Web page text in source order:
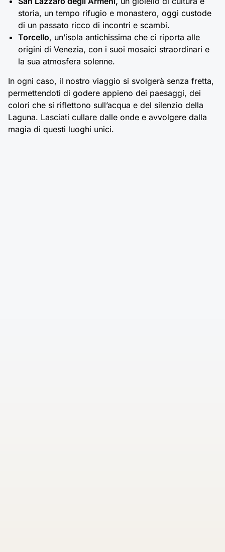
storia, un tempo rifugio e monastero, oggi custode
di un passato ricco di incontri e scambi.
Torcello, un’isola antichissima che ci riporta alle
origini di Venezia, con i suoi mosaici straordinari e
la sua atmosfera solenne.
In ogni caso, il nostro viaggio si svolgerà senza fretta,
permettendoti di godere appieno dei paesaggi, dei
colori che si riflettono sull’acqua e del silenzio della
Laguna. Lasciati cullare dalle onde e avvolgere dalla
magia di questi luoghi unici.